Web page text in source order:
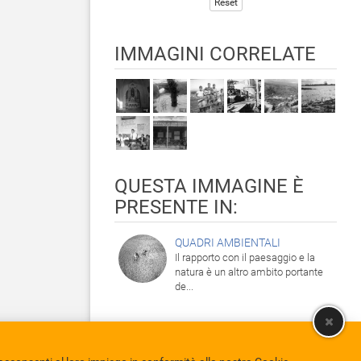
Reset
IMMAGINI CORRELATE
QUESTA IMMAGINE È
PRESENTE IN:
QUADRI AMBIENTALI
Il rapporto con il paesaggio e la
natura è un altro ambito portante
de...